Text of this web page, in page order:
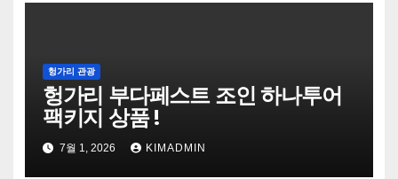
헝가리 관광
헝가리 부다페스트 조인 하나투어
팩키지 상품 !
7월 1, 2026 KIMADMIN